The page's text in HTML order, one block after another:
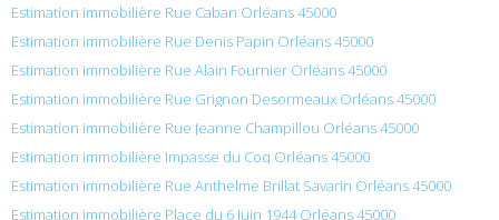
Estimation immobilière Rue Caban Orléans 45000
Estimation immobilière Rue Denis Papin Orléans 45000
Estimation immobilière Rue Alain Fournier Orléans 45000
Estimation immobilière Rue Grignon Desormeaux Orléans 45000
Estimation immobilière Rue Jeanne Champillou Orléans 45000
Estimation immobilière Impasse du Coq Orléans 45000
Estimation immobilière Rue Anthelme Brillat Savarin Orléans 45000
Estimation immobilière Place du 6 Juin 1944 Orléans 45000